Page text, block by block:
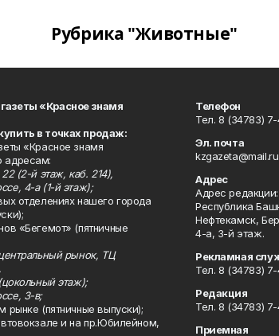
Рубрика "Животные"
«Красное знамя
в точках продаж:
«Красное знамя
адресам:
(2-й этаж, каб. 214),
4-а (1-й этаж);
отделениях нашего города
«Бегемот» (пятничные
рынок, ТЦ
этаж);
3-в;
рынке (пятничные выпуски);
и на пр.Юбилейном,
Телефон
Тел. 8 (34783)
Эл. почта
kzgazeta@mail.ru
Адрес
Адрес
Республика
Нефтекамск,
4-а, 3-й этаж.
Рекламная
Тел. 8 (34783)
Редакция
Тел. 8 (34783)
Приемная